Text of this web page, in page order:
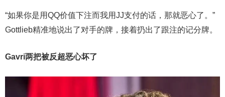
“如果你是用QQ价值下注而我用JJ支付的话，那就恶心了。”
Gottlieb精准地说出了对手的牌，接着扔出了跟注的记分牌。
Gavri两把被反超恶心坏了